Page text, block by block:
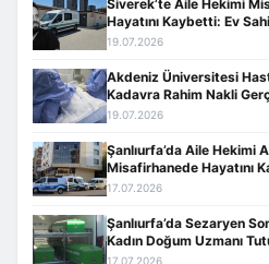
Siverek’te Aile Hekimi
Hayatını Kaybetti: Ev
19.07.2026
Akdeniz Üniversitesi
Kadavra Rahim Nakli
19.07.2026
Şanlıurfa’da Aile Hekimi
Misafirhanede Hayatını
17.07.2026
Şanlıurfa’da Sezaryen
Kadın Doğum Uzmanı
17.07.2026